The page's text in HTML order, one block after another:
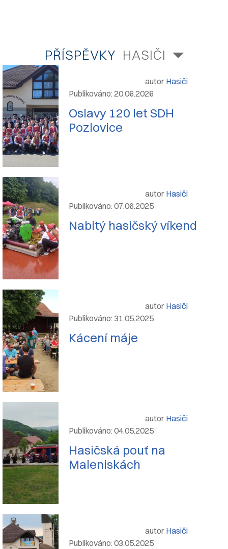
PŘÍSPĚVKY HASIČI
autor Hasiči
Publikováno: 20.06.2026
Oslavy 120 let SDH
Pozlovice
autor Hasiči
Publikováno: 07.06.2025
Nabitý hasičský víkend
autor Hasiči
Publikováno: 31.05.2025
Kácení máje
autor Hasiči
Publikováno: 04.05.2025
Hasičská pouť na
Maleniskách
autor Hasiči
Publikováno: 03.05.2025